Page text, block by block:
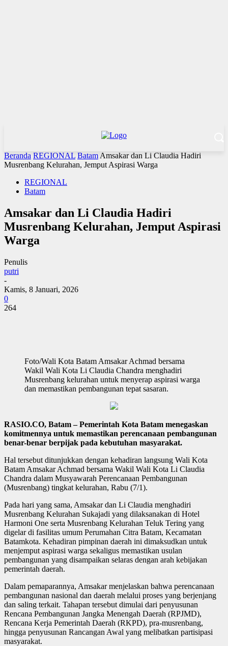
Beranda REGIONAL Batam Amsakar dan Li Claudia Hadiri
Musrenbang Kelurahan, Jemput Aspirasi Warga
REGIONAL
Batam
Amsakar dan Li Claudia Hadiri
Musrenbang Kelurahan, Jemput Aspirasi
Warga
Penulis
putri
-
Kamis, 8 Januari, 2026
0
264
Foto/Wali Kota Batam Amsakar Achmad bersama
Wakil Wali Kota Li Claudia Chandra menghadiri
Musrenbang kelurahan untuk menyerap aspirasi warga
dan memastikan pembangunan tepat sasaran.
RASIO.CO, Batam – Pemerintah Kota Batam menegaskan
komitmennya untuk memastikan perencanaan pembangunan
benar-benar berpijak pada kebutuhan masyarakat.
Hal tersebut ditunjukkan dengan kehadiran langsung Wali Kota
Batam Amsakar Achmad bersama Wakil Wali Kota Li Claudia
Chandra dalam Musyawarah Perencanaan Pembangunan
(Musrenbang) tingkat kelurahan, Rabu (7/1).
Pada hari yang sama, Amsakar dan Li Claudia menghadiri
Musrenbang Kelurahan Sukajadi yang dilaksanakan di Hotel
Harmoni One serta Musrenbang Kelurahan Teluk Tering yang
digelar di fasilitas umum Perumahan Citra Batam, Kecamatan
Batamkota. Kehadiran pimpinan daerah ini dimaksudkan untuk
menjemput aspirasi warga sekaligus memastikan usulan
pembangunan yang disampaikan selaras dengan arah kebijakan
pemerintah daerah.
Dalam pemaparannya, Amsakar menjelaskan bahwa perencanaan
pembangunan nasional dan daerah melalui proses yang berjenjang
dan saling terkait. Tahapan tersebut dimulai dari penyusunan
Rencana Pembangunan Jangka Menengah Daerah (RPJMD),
Rencana Kerja Pemerintah Daerah (RKPD), pra-musrenbang,
hingga penyusunan Rancangan Awal yang melibatkan partisipasi
masyarakat.